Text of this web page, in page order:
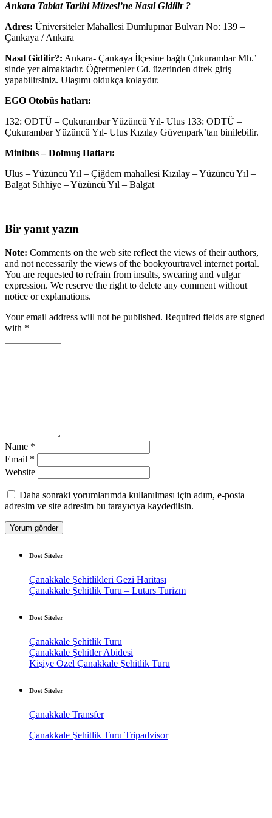
Ankara Tabiat Tarihi Müzesi’ne Nasıl Gidilir ?
Adres: Üniversiteler Mahallesi Dumlupınar Bulvarı No: 139 –
Çankaya / Ankara
Nasıl Gidilir?: Ankara- Çankaya İlçesine bağlı Çukurambar Mh.’
sinde yer almaktadır. Öğretmenler Cd. üzerinden direk giriş
yapabilirsiniz. Ulaşımı oldukça kolaydır.
EGO Otobüs hatları:
132: ODTÜ – Çukurambar Yüzüncü Yıl- Ulus 133: ODTÜ –
Çukurambar Yüzüncü Yıl- Ulus Kızılay Güvenpark’tan binilebilir.
Minibüs – Dolmuş Hatları:
Ulus – Yüzüncü Yıl – Çiğdem mahallesi Kızılay – Yüzüncü Yıl –
Balgat Sıhhiye – Yüzüncü Yıl – Balgat
Bir yanıt yazın
Note: Comments on the web site reflect the views of their authors,
and not necessarily the views of the bookyourtravel internet portal.
You are requested to refrain from insults, swearing and vulgar
expression. We reserve the right to delete any comment without
notice or explanations.
Your email address will not be published. Required fields are signed
with *
Name *
Email *
Website
Daha sonraki yorumlarımda kullanılması için adım, e-posta
adresim ve site adresim bu tarayıcıya kaydedilsin.
Dost Siteler
Çanakkale Şehitlikleri Gezi Haritası
Çanakkale Şehitlik Turu – Lutars Turizm
Dost Siteler
Çanakkale Şehitlik Turu
Çanakkale Şehitler Abidesi
Kişiye Özel Çanakkale Şehitlik Turu
Dost Siteler
Çanakkale Transfer
Çanakkale Şehitlik Turu Tripadvisor